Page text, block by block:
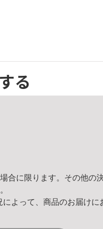
る
合に限ります。その他の
よって、商品のお届けに